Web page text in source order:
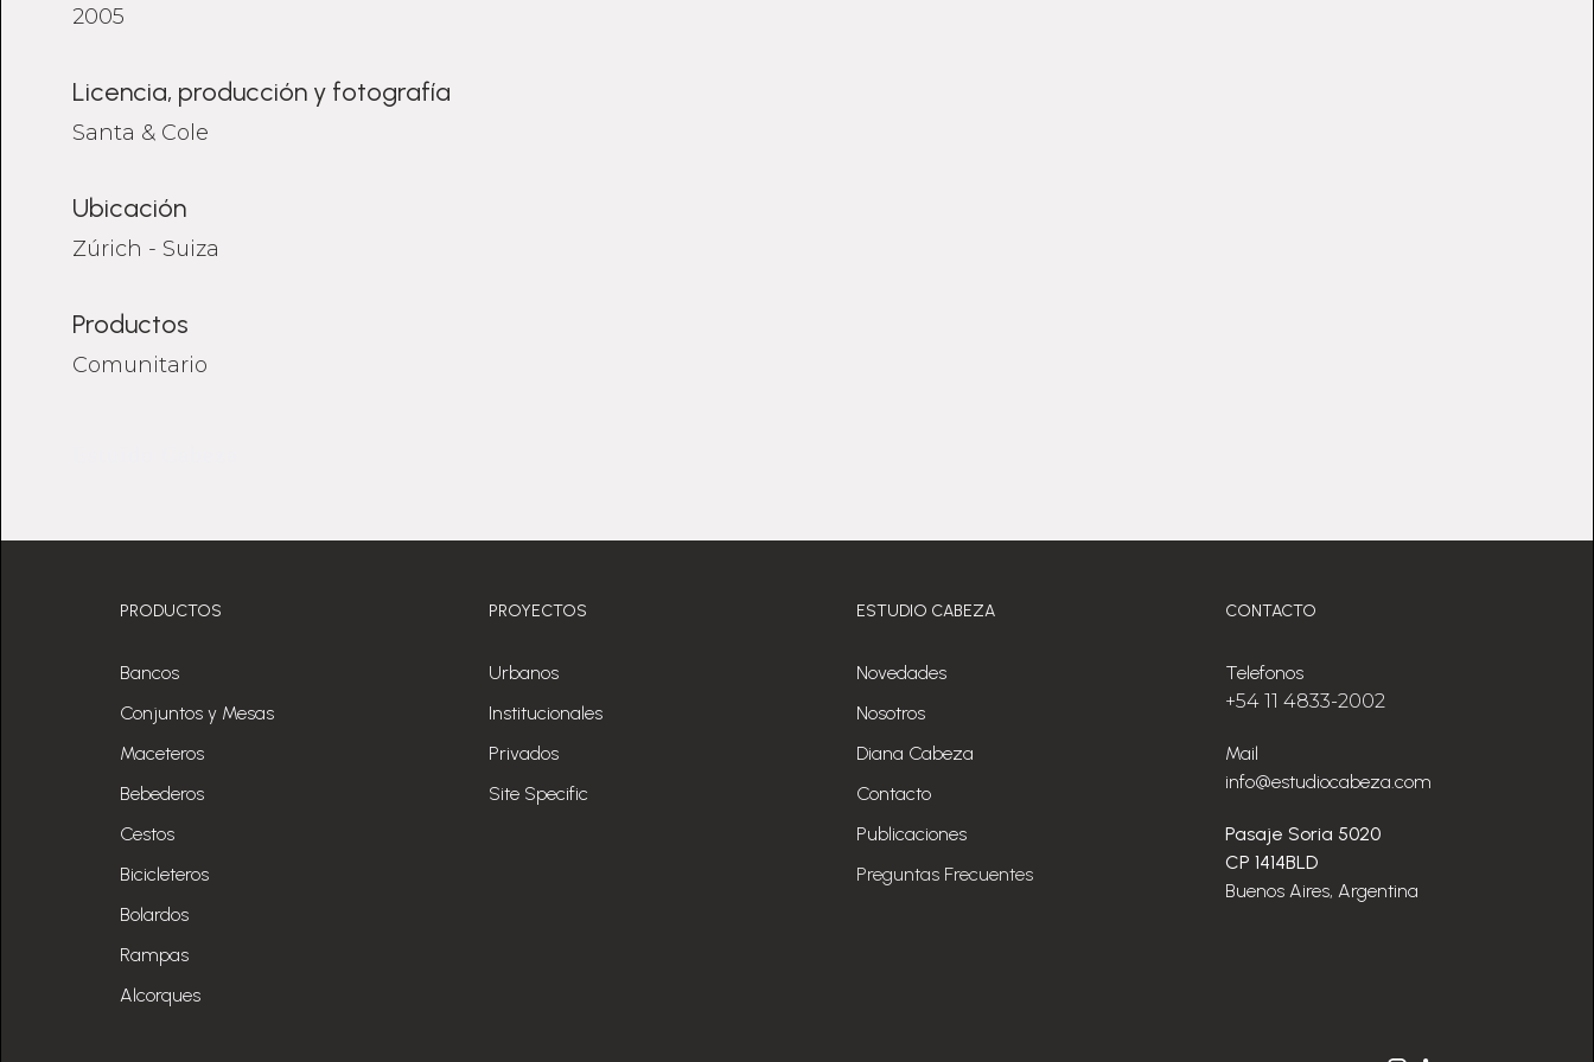
2005
Licencia, producción y fotografía
Santa & Cole
Ubicación
Zúrich - Suiza
Productos
Comunitario
PRODUCTOS
Bancos
Conjuntos y Mesas
Maceteros
Bebederos
Cestos
Bicicleteros
Bolardos
Rampas
Alcorques
PROYECTOS
Urbanos
Institucionales
Privados
Site Specific
ESTUDIO CABEZA
Novedades
Nosotros
Diana Cabeza
Contacto
Publicaciones
Preguntas Frecuentes
CONTACTO
Telefonos
+54 11 4833-2002
Mail
info@estudiocabeza.com
Pasaje Soria 5020
CP 1414BLD
Buenos Aires, Argentina